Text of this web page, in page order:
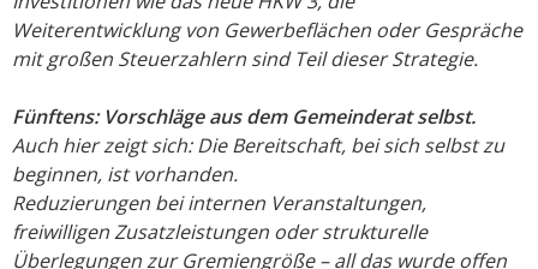
Weiterentwicklung von Gewerbeflächen oder Gespräche
mit großen Steuerzahlern sind Teil dieser Strategie.
Fünftens: Vorschläge aus dem Gemeinderat selbst.
Auch hier zeigt sich: Die Bereitschaft, bei sich selbst zu
beginnen, ist vorhanden.
Reduzierungen bei internen Veranstaltungen,
freiwilligen Zusatzleistungen oder strukturelle
Überlegungen zur Gremiengröße – all das wurde offen